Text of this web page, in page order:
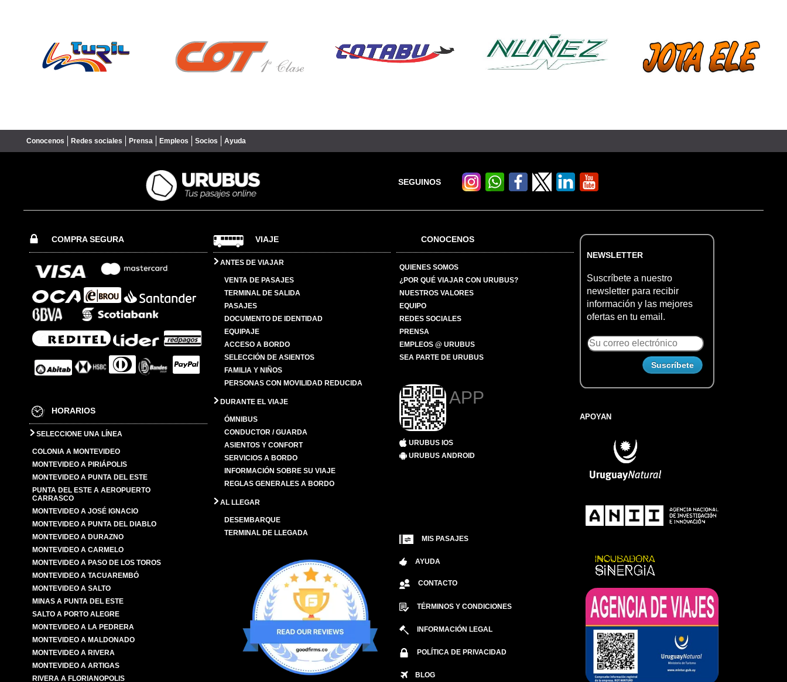
Conocenos Redes sociales Prensa Empleos Socios Ayuda
SEGUINOS
COMPRA SEGURA
HORARIOS
SELECCIONE UNA LÍNEA
COLONIA A MONTEVIDEO
MONTEVIDEO A PIRIÁPOLIS
MONTEVIDEO A PUNTA DEL ESTE
PUNTA DEL ESTE A AEROPUERTO
CARRASCO
MONTEVIDEO A JOSÉ IGNACIO
MONTEVIDEO A PUNTA DEL DIABLO
MONTEVIDEO A DURAZNO
MONTEVIDEO A CARMELO
MONTEVIDEO A PASO DE LOS TOROS
MONTEVIDEO A TACUAREMBÓ
MONTEVIDEO A SALTO
MINAS A PUNTA DEL ESTE
SALTO A PORTO ALEGRE
MONTEVIDEO A LA PEDRERA
MONTEVIDEO A MALDONADO
MONTEVIDEO A RIVERA
MONTEVIDEO A ARTIGAS
RIVERA A FLORIANOPOLIS
VIAJE
ANTES DE VIAJAR
VENTA DE PASAJES
TERMINAL DE SALIDA
PASAJES
DOCUMENTO DE IDENTIDAD
EQUIPAJE
ACCESO A BORDO
SELECCIÓN DE ASIENTOS
FAMILIA Y NIÑOS
PERSONAS CON MOVILIDAD REDUCIDA
DURANTE EL VIAJE
ÓMNIBUS
CONDUCTOR / GUARDA
ASIENTOS Y CONFORT
SERVICIOS A BORDO
INFORMACIÓN SOBRE SU VIAJE
REGLAS GENERALES A BORDO
AL LLEGAR
DESEMBARQUE
TERMINAL DE LLEGADA
CONOCENOS
QUIENES SOMOS
¿POR QUÉ VIAJAR CON URUBUS?
NUESTROS VALORES
EQUIPO
REDES SOCIALES
PRENSA
EMPLEOS @ URUBUS
SEA PARTE DE URUBUS
APP
URUBUS IOS
URUBUS ANDROID
MIS PASAJES
AYUDA
CONTACTO
TÉRMINOS Y CONDICIONES
INFORMACIÓN LEGAL
POLÍTICA DE PRIVACIDAD
BLOG
NEWSLETTER
Suscríbete a nuestro
newsletter para recibir
información y las mejores
ofertas en tu email.
APOYAN